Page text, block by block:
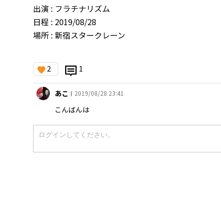
出演 : フラチナリズム
日程 : 2019/08/28
場所 : 新宿スタークレーン
2 1
あこ 2019/08/28 23:41
こんばんは